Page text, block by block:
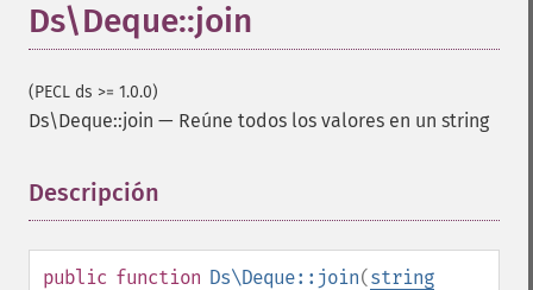
Ds\Deque::join
(PECL ds >= 1.0.0)
Ds\Deque::join — Reúne todos los valores en un string
Descripción
public function Ds\Deque::join(string